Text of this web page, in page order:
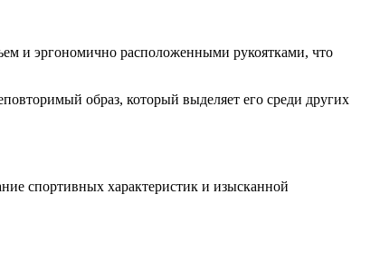
и эргономично расположенными рукоятками, что
образ, который выделяет его среди других
спортивных характеристик и изысканной